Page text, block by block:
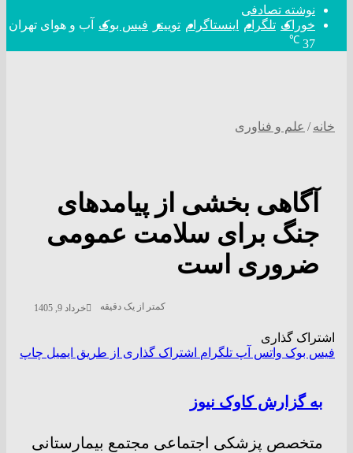
نوشته تصادفی
خوراک تلگرام اینستاگرام توییتر فیس بوک
آب و هوای تهران
37
℃
خانه / علم و فناوری
آگاهی بخشی از پیامد‌های
جنگ برای سلامت عمومی
ضروری است
خرداد 9, 1405 کمتر از یک دقیقه
اشتراک گذاری
فیس بوک واتس آپ تلگرام اشتراک گذاری از طریق ایمیل چاپ
به گزارش کاوک نیوز
متخصص پزشکی اجتماعی مجتمع بیمارستانی